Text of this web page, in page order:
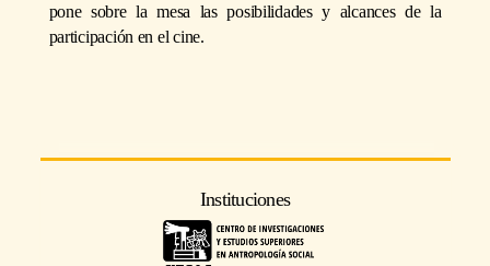
pone sobre la mesa las posibilidades y alcances de la
participación en el cine.
Instituciones